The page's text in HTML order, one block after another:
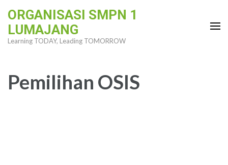
content
ORGANISASI SMPN 1
LUMAJANG
Learning TODAY, Leading TOMORROW
Pemilihan OSIS